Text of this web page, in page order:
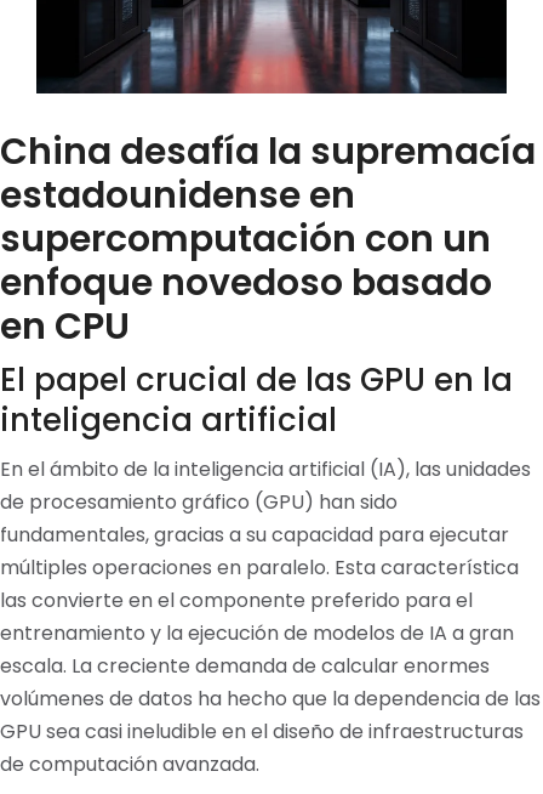
China desafía la supremacía
estadounidense en
supercomputación con un
enfoque novedoso basado
en CPU
El papel crucial de las GPU en la
inteligencia artificial
En el ámbito de la inteligencia artificial (IA), las unidades
de procesamiento gráfico (GPU) han sido
fundamentales, gracias a su capacidad para ejecutar
múltiples operaciones en paralelo. Esta característica
las convierte en el componente preferido para el
entrenamiento y la ejecución de modelos de IA a gran
escala. La creciente demanda de calcular enormes
volúmenes de datos ha hecho que la dependencia de las
GPU sea casi ineludible en el diseño de infraestructuras
de computación avanzada.